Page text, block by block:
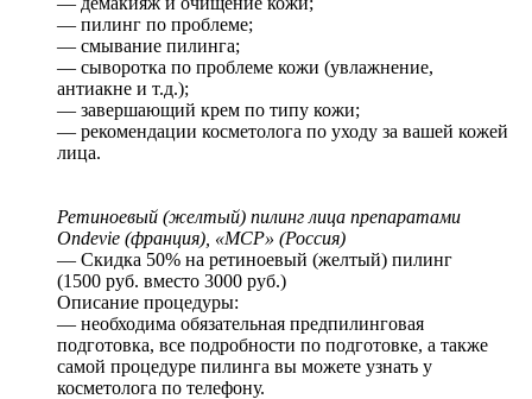
— пилинг по проблеме;
— смывание пилинга;
— сыворотка по проблеме кожи (увлажнение,
антиакне и т.д.);
— завершающий крем по типу кожи;
— рекомендации косметолога по уходу за вашей кожей
лица.
Ретиноевый (желтый) пилинг лица препаратами
Ondevie (франция), «MCP» (Россия)
— Скидка 50% на ретиноевый (желтый) пилинг
(1500 руб. вместо 3000 руб.)
Описание процедуры:
— необходима обязательная предпилинговая
подготовка, все подробности по подготовке, а также
самой процедуре пилинга вы можете узнать у
косметолога по телефону.